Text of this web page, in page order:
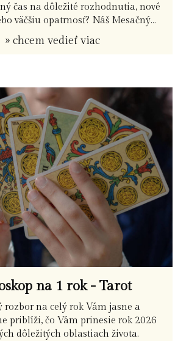
čas na dôležité rozhodnutia, nové
väčšiu opatrnosť? Náš Mesačný...
» chcem vedieť viac
na 1 rok - Tarot
rozbor na celý rok Vám jasne a
priblíži, čo Vám prinesie rok 2026
dôležitých oblastiach života.